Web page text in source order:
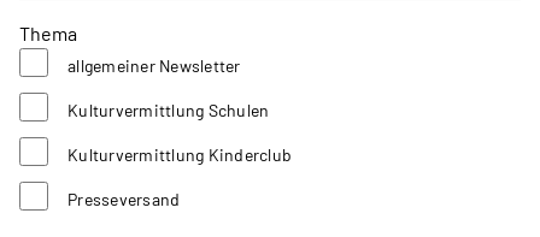
Thema
allgemeiner Newsletter
Kulturvermittlung Schulen
Kulturvermittlung Kinderclub
Presseversand